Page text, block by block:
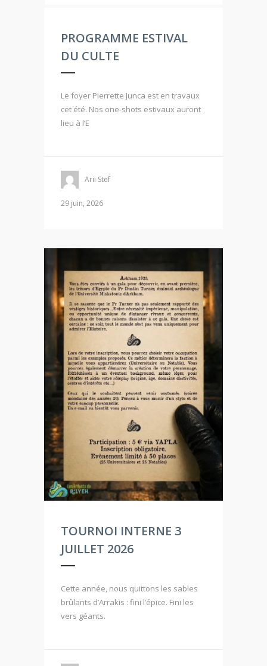
PROGRAMME ESTIVAL
DU CULTE
Le foyer Pierrette Junca est en travaux
cet été. Nos one-shots estivaux auront
lieu à l’E
Arii Stef
29 juin, 2026
TOURNOI INTERNE 3
JUILLET 2026
Cette année, nous quittons les sables
brûlants d’Arrakis : fini l’épice. Fini les
vers géants.